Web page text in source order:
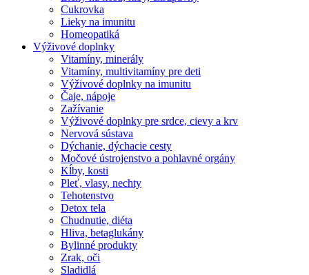
Cukrovka
Lieky na imunitu
Homeopatiká
Výživové doplnky
Vitamíny, minerály
Vitamíny, multivitamíny pre deti
Výživové doplnky na imunitu
Čaje, nápoje
Zažívanie
Výživové doplnky pre srdce, cievy a krv
Nervová sústava
Dýchanie, dýchacie cesty
Močové ústrojenstvo a pohlavné orgány
Kĺby, kosti
Pleť, vlasy, nechty
Tehotenstvo
Detox tela
Chudnutie, diéta
Hliva, betaglukány
Bylinné produkty
Zrak, oči
Sladidlá